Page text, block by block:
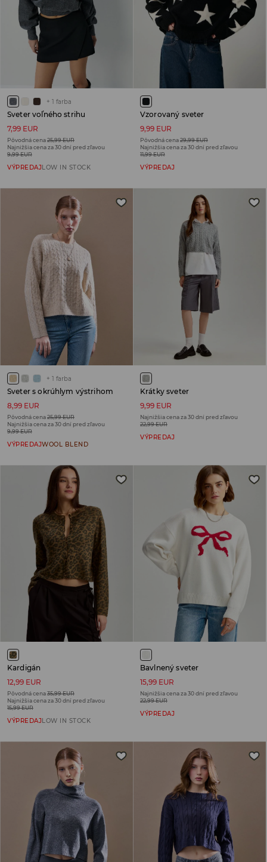
+ 1 farba
Sveter voľného strihu
7,99 EUR
Pôvodná cena25,99 EUR
Najnižšia cena za 30 dní pred zľavou
9,99 EUR
VÝPREDAJ LOW IN STOCK
Vzorovaný sveter
9,99 EUR
Pôvodná cena29,99 EUR
Najnižšia cena za 30 dní pred zľavou
11,99 EUR
VÝPREDAJ
+ 1 farba
Sveter s okrúhlym výstrihom
8,99 EUR
Pôvodná cena25,99 EUR
Najnižšia cena za 30 dní pred zľavou
9,99 EUR
VÝPREDAJWOOL BLEND
Krátky sveter
9,99 EUR
Najnižšia cena za 30 dní pred zľavou
22,99 EUR
VÝPREDAJ
Kardigán
12,99 EUR
Pôvodná cena35,99 EUR
Najnižšia cena za 30 dní pred zľavou
15,99 EUR
VÝPREDAJ LOW IN STOCK
Bavlnený sveter
15,99 EUR
Najnižšia cena za 30 dní pred zľavou
22,99 EUR
VÝPREDAJ